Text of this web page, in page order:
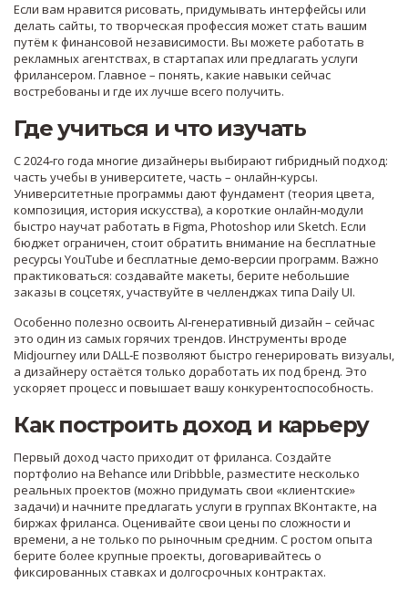
Если вам нравится рисовать, придумывать интерфейсы или
делать сайты, то творческая профессия может стать вашим
путём к финансовой независимости. Вы можете работать в
рекламных агентствах, в стартапах или предлагать услуги
фрилансером. Главное – понять, какие навыки сейчас
востребованы и где их лучше всего получить.
Где учиться и что изучать
С 2024‑го года многие дизайнеры выбирают гибридный подход:
часть учебы в университете, часть – онлайн‑курсы.
Университетные программы дают фундамент (теория цвета,
композиция, история искусства), а короткие онлайн‑модули
быстро научат работать в Figma, Photoshop или Sketch. Если
бюджет ограничен, стоит обратить внимание на бесплатные
ресурсы YouTube и бесплатные демо‑версии программ. Важно
практиковаться: создавайте макеты, берите небольшие
заказы в соцсетях, участвуйте в челленджах типа Daily UI.
Особенно полезно освоить AI‑генеративный дизайн – сейчас
это один из самых горячих трендов. Инструменты вроде
Midjourney или DALL‑E позволяют быстро генерировать визуалы,
а дизайнеру остаётся только доработать их под бренд. Это
ускоряет процесс и повышает вашу конкурентоспособность.
Как построить доход и карьеру
Первый доход часто приходит от фриланса. Создайте
портфолио на Behance или Dribbble, разместите несколько
реальных проектов (можно придумать свои «клиентские»
задачи) и начните предлагать услуги в группах ВКонтакте, на
биржах фриланса. Оценивайте свои цены по сложности и
времени, а не только по рыночным средним. С ростом опыта
берите более крупные проекты, договаривайтесь о
фиксированных ставках и долгосрочных контрактах.